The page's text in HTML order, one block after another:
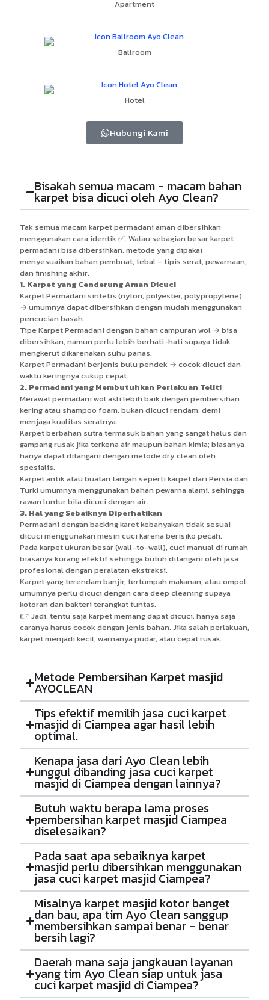
Apartment
Ballroom
Hotel
Hubungi Kami
Bisakah semua macam - macam bahan
karpet bisa dicuci oleh Ayo Clean?
Tak semua macam karpet permadani aman dibersihkan
menggunakan cara identik ✅. Walau sebagian besar karpet
permadani bisa dibersihkan, metode yang dipakai
menyesuaikan bahan pembuat, tebal – tipis serat, pewarnaan,
dan finishing akhir.
1. Karpet yang Cenderung Aman Dicuci
Karpet Permadani sintetis (nylon, polyester, polypropylene)
→ umumnya dapat dibersihkan dengan mudah menggunakan
pencucian basah.
Tipe Karpet Permadani dengan bahan campuran wol → bisa
dibersihkan, namun perlu lebih berhati-hati supaya tidak
mengkerut dikarenakan suhu panas.
Karpet Permadani berjenis bulu pendek → cocok dicuci dan
waktu keringnya cukup cepat.
2. Permadani yang Membutuhkan Perlakuan Teliti
Merawat permadani wol asli lebih baik dengan pembersihan
kering atau shampoo foam, bukan dicuci rendam, demi
menjaga kualitas seratnya.
Karpet berbahan sutra termasuk bahan yang sangat halus dan
gampang rusak jika terkena air maupun bahan kimia; biasanya
hanya dapat ditangani dengan metode dry clean oleh
spesialis.
Karpet antik atau buatan tangan seperti karpet dari Persia dan
Turki umumnya menggunakan bahan pewarna alami, sehingga
rawan luntur bila dicuci dengan air.
3. Hal yang Sebaiknya Diperhatikan
Permadani dengan backing karet kebanyakan tidak sesuai
dicuci menggunakan mesin cuci karena berisiko pecah.
Pada karpet ukuran besar (wall-to-wall), cuci manual di rumah
biasanya kurang efektif sehingga butuh ditangani oleh jasa
profesional dengan peralatan ekstraksi.
Karpet yang terendam banjir, tertumpah makanan, atau ompol
umumnya perlu dicuci dengan cara deep cleaning supaya
kotoran dan bakteri terangkat tuntas.
👉 Jadi, tentu saja karpet memang dapat dicuci, hanya saja
caranya harus cocok dengan jenis bahan. Jika salah perlakuan,
karpet menjadi kecil, warnanya pudar, atau cepat rusak.
Metode Pembersihan Karpet masjid
AYOCLEAN
Tips efektif memilih jasa cuci karpet
masjid di Ciampea agar hasil lebih
optimal.
Kenapa jasa dari Ayo Clean lebih
unggul dibanding jasa cuci karpet
masjid di Ciampea dengan lainnya?
Butuh waktu berapa lama proses
pembersihan karpet masjid Ciampea
diselesaikan?
Pada saat apa sebaiknya karpet
masjid perlu dibersihkan menggunakan
jasa cuci karpet masjid Ciampea?
Misalnya karpet masjid kotor banget
dan bau, apa tim Ayo Clean sanggup
membersihkan sampai benar - benar
bersih lagi?
Daerah mana saja jangkauan layanan
yang tim Ayo Clean siap untuk jasa
cuci karpet masjid di Ciampea?